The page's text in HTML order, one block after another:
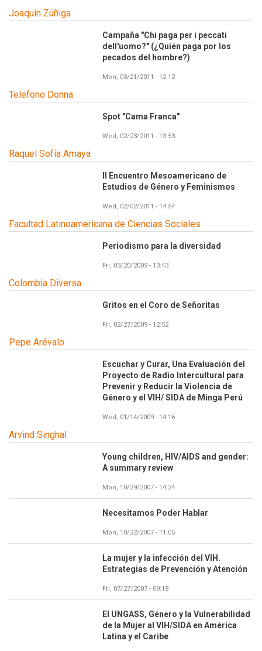
Joaquín Zúñiga
Campaña "Chi paga per i peccati
dell'uomo?" (¿Quién paga por los
pecados del hombre?)
Mon, 03/21/2011 - 12:12
Telefono Donna
Spot "Cama Franca"
Wed, 02/23/2011 - 13:53
Raquel Sofía Amaya
II Encuentro Mesoamericano de
Estudios de Género y Feminismos
Wed, 02/02/2011 - 14:54
Facultad Latinoamericana de Ciencias Sociales
Periodismo para la diversidad
Fri, 03/20/2009 - 13:43
Colombia Diversa
Gritos en el Coro de Señoritas
Fri, 02/27/2009 - 12:52
Pepe Arévalo
Escuchar y Curar, Una Evaluación del
Proyecto de Radio Intercultural para
Prevenir y Reducir la Violencia de
Género y el VIH/ SIDA de Minga Perú
Wed, 01/14/2009 - 14:16
Arvind Singhal
Young children, HIV/AIDS and gender:
A summary review
Mon, 10/29/2007 - 14:24
Necesitamos Poder Hablar
Mon, 10/22/2007 - 11:05
La mujer y la infección del VIH.
Estrategias de Prevención y Atención
Fri, 07/27/2007 - 09:18
El UNGASS, Género y la Vulnerabilidad
de la Mujer al VIH/SIDA en América
Latina y el Caribe